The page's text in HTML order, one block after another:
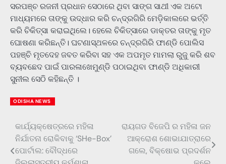
ସରପଞ୍ଚ ରଜନୀ ପ୍ରଧାନ ସେଠାରେ ଥିବା ସାଙ୍ଗ ସାଥୀ ଏକ ଅଟୋ
ମାଧ୍ୟମରେ ତାଙ୍କୁ ଉଦ୍ଧାର କରି ଚନ୍ଦ୍ରଗିରି ମେଡ଼ିକାଲରେ ଭର୍ତ୍ତି
କରି ଚିକିତ୍ସା କରାଇଥିଲେ। ହେଲେ ଚିକିତ୍ସାରେ ଡାକ୍ତର ତାଙ୍କୁ ମୃତ
ଘୋଷଣା କରିଛନ୍ତି। ଘଟଣାସ୍ଥଳରେ ଚନ୍ଦ୍ରଗିରି ଫାଣ୍ଡି ପୋଲିସ
ପହଞ୍ଚି ମୃତଦେହ ଜବତ କରିବା ସହ ଏକ ଅପମୃତ ମାମଲା ରୁଜୁ କରି ଶବ
ବ୍ୟବଛେଦ ପାଇଁ ପାରଳାଖେମୁଣ୍ଡି ପଠାଇଥିବା ଫାଣ୍ଡି ଅଧିକାରୀ
ସୁନୀଲ ସେଠି କହିଛନ୍ତି ।
ODISHA NEWS
Post
navigation
କାର୍ଯ୍ୟକ୍ଷେତ୍ରରେ ମହିଳା
ନିର୍ଯାତନା ରୋକିବାକୁ ‘SHe-Box’
ପୋର୍ଟାଲ: ବୌଦ୍ଧରେ
ରାୟଗଡ ବିଜେପି ର ମହିଳା ଜନ
ଆକ୍ରୋଶ ଶୋଭାଯାତ୍ରାରେ
ଗଲେ, ବିକ୍ଷୋଭ ପ୍ରଦର୍ଶନ